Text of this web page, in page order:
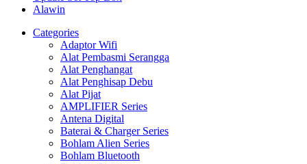
Alawin
Categories
Adaptor Wifi
Alat Pembasmi Serangga
Alat Penghangat
Alat Penghisap Debu
Alat Pijat
AMPLIFIER Series
Antena Digital
Baterai & Charger Series
Bohlam Alien Series
Bohlam Bluetooth